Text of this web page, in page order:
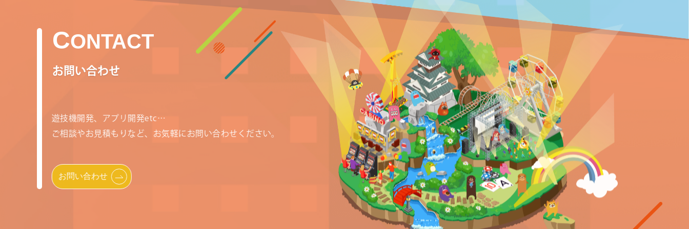
CONTACT
お問い合わせ
遊技機開発、アプリ開発etc…
ご相談やお見積もりなど、 お気軽にお問い合わせください。
お問い合わせ